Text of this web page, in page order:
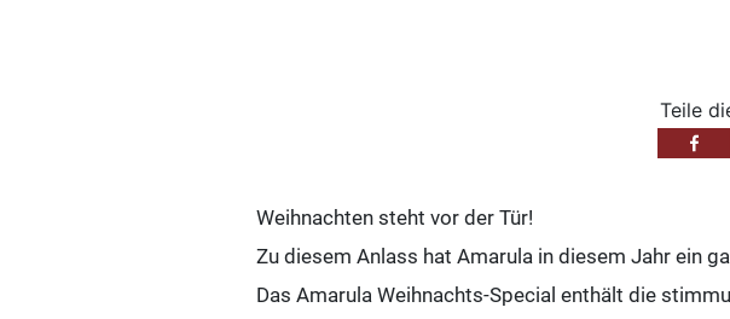
Teile
Weihnachten steht vor der Tür!
Zu diesem Anlass hat Amarula in diesem Jahr ein
Das Amarula Weihnachts-Special enthält die